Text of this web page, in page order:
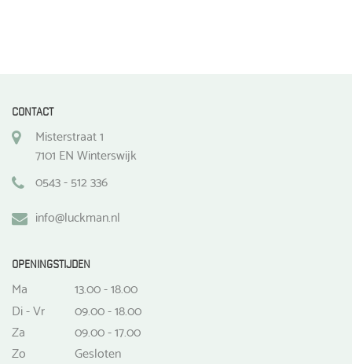
CONTACT
Misterstraat 1
7101 EN Winterswijk
0543 - 512 336
info@luckman.nl
OPENINGSTIJDEN
Ma
13.00 - 18.00
Di - Vr
09.00 - 18.00
Za
09.00 - 17.00
Zo
Gesloten